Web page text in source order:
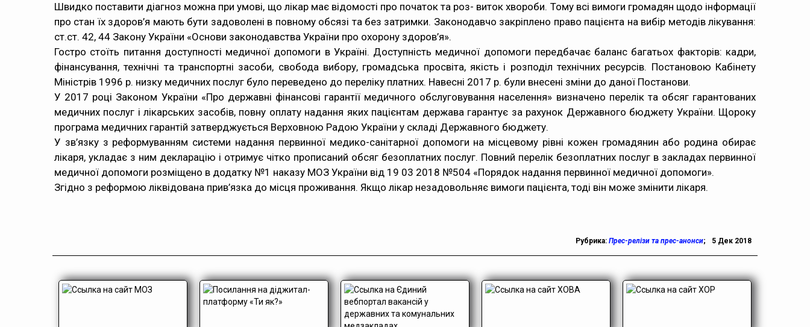
Швидко поставити діагноз можна при умові, що лікар має відомості про початок та роз- виток хвороби. Тому всі вимоги громадян щодо інформації
про стан їх здоров’я мають бути задоволені в повному обсязі та без затримки. Законодавчо закріплено право пацієнта на вибір методів лікування:
ст.ст. 42, 44 Закону України «Основи законодавства України про охорону здоров’я».
Гостро стоїть питання доступності медичної допомоги в Україні. Доступність медичної допомоги передбачає баланс багатьох факторів: кадри,
фінансування, технічні та транспортні засоби, свобода вибору, громадська просвіта, якість і розподіл технічних ресурсів. Постановою Кабінету
Міністрів 1996 р. низку медичних послуг було переведено до переліку платних. Навесні 2017 р. були внесені зміни до даної Постанови.
У 2017 році Законом України «Про державні фінансові гарантії медичного обслуговування населення» визначено перелік та обсяг гарантованих
медичних послуг і лікарських засобів, повну оплату надання яких пацієнтам держава гарантує за рахунок Державного бюджету України. Щороку
програма медичних гарантій затверджується Верховною Радою України у складі Державного бюджету.
У зв’язку з реформуванням системи надання первинної медико-санітарної допомоги на місцевому рівні кожен громадянин або родина обирає
лікаря, укладає з ним декларацію і отримує чітко прописаний обсяг безоплатних послуг. Повний перелік безоплатних послуг в закладах первинної
медичної допомоги розміщено в додатку №1 наказу МОЗ України від 19 03 2018 №504 «Порядок надання первинної медичної допомоги».
Згідно з реформою ліквідована прив’язка до місця проживання. Якщо лікар незадовольняє вимоги пацієнта, тоді він може змінити лікаря.
Рубрика: Прес-релізи та прес-анонси; 5 Дек 2018